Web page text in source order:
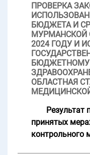
ПРОВЕРКА
БЮДЖЕТА И
МУРМАНСКОЙ
2024 ГОДУ И
ОБЛАСТНАЯ
Результат
принятых
контрольного